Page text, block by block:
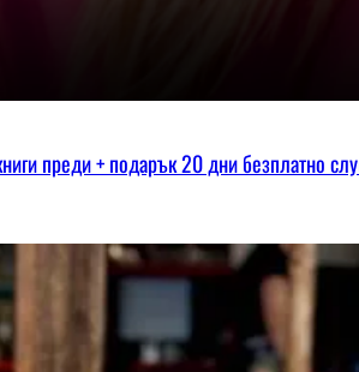
преди + подарък 20 дни безплатно